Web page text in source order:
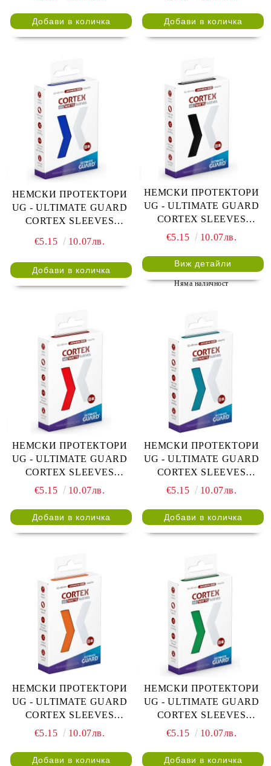
НЕМСКИ ПРОТЕКТОРИ
UG - ULTIMATE GUARD
CORTEX SLEEVES
60 БР. СИНИ
€5.15 10.07лв.
НЕМСКИ ПРОТЕКТОРИ
UG - ULTIMATE GUARD
CORTEX SLEEVES
JAPANESE MATTE 62x89 -
€5.15 10.07лв.
Виж детайли
Няма наличност
НЕМСКИ ПРОТЕКТОРИ
UG - ULTIMATE GUARD
CORTEX SLEEVES
JAPANESE MATTE 62x89 -
€5.15 10.07лв.
НЕМСКИ ПРОТЕКТОРИ
UG - ULTIMATE GUARD
CORTEX SLEEVES
JAPANESE MATTE 62x89 -
€5.15 10.07лв.
НЕМСКИ ПРОТЕКТОРИ
UG - ULTIMATE GUARD
CORTEX SLEEVES
JAPANESE MATTE 62x89 -
€5.15 10.07лв.
НЕМСКИ ПРОТЕКТОРИ
UG - ULTIMATE GUARD
CORTEX SLEEVES
JAPANESE MATTE 62x89 -
€5.15 10.07лв.